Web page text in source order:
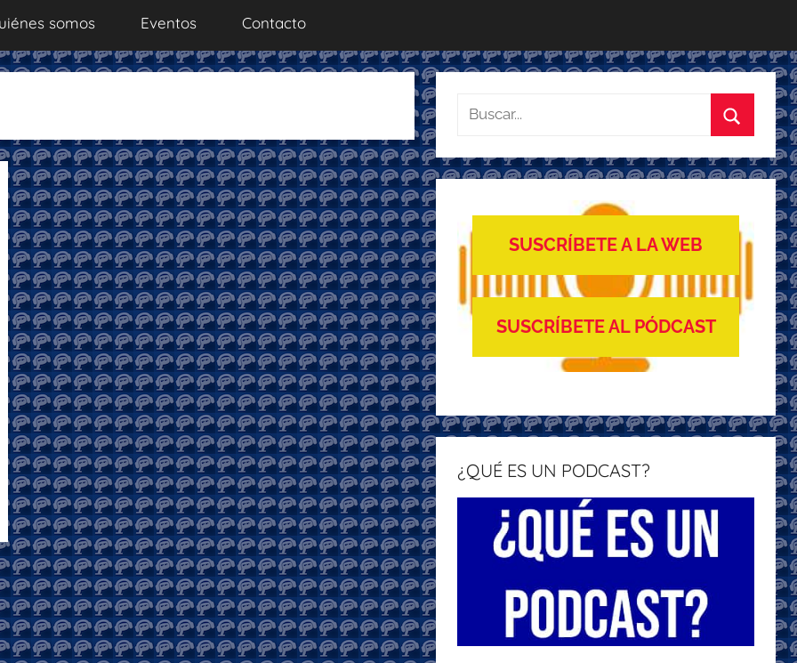
somos Eventos Contacto
Buscar:
Buscar
SUSCRÍBETE A LA WEB
SUSCRÍBETE AL PÓDCAST
¿QUÉ ES UN PODCAST?